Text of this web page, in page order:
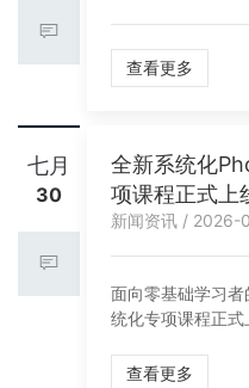
查看更多
七月
30
全新系统化
项课程正式上
新闻资讯 / 2026-
面向零基础学习
统化专项课程正式
查看更多